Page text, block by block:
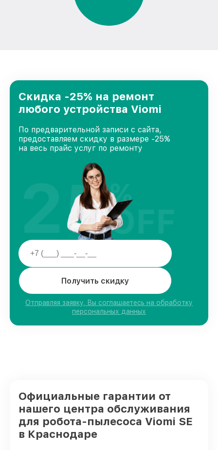
Скидка -25% на ремонт
любого устройства Viomi
По предварительной записи с сайта,
предоставляем скидку в размере -25%
на весь прайс услуг по ремонту
Получить скидку
Отправляя заявку, Вы соглашаетесь на обработку
персональных данных
25%
OFF
Официальные гарантии от
нашего центра обслуживания
для робота-пылесоса Viomi SE
в Краснодаре